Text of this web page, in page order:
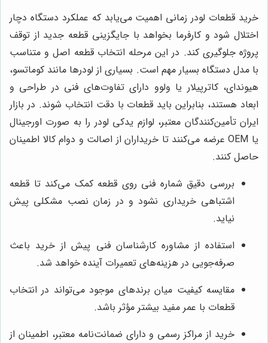
خرید قطعات لودر زمانی اهمیت می‌یابد که عملکرد دستگاه دچار
اختلال شود و کارفرما بخواهد با جایگزینی قطعه جدید از توقف
پروژه جلوگیری کند. در این مرحله انتخاب قطعه اصل و متناسب
با مدل دستگاه بسیار مهم است. بسیاری از لودرها مانند کوماتسو،
هیوندای، کاترپیلار یا ولوو دارای تفاوت‌های فنی در طراحی و
ابعاد هستند، بنابراین باید قطعات با دقت انتخاب شوند. در بازار
ایران تأمین‌کنندگان معتبر، لوازم یدکی لودر را به صورت اورجینال
یا OEM عرضه می‌کنند تا خریداران از اصالت و دوام کالا اطمینان
حاصل کنند.
بررسی دقیق شماره فنی روی قطعه کمک می‌کند تا قطعه
اشتباهی خریداری نشود و در زمان نصب مشکلی پیش
نیاید.
استفاده از مشاوره کارشناسان فنی پیش از خرید باعث
صرفه‌جویی در هزینه‌های تعمیرات آینده خواهد شد.
مقایسه کیفیت میان برندهای موجود می‌تواند در انتخاب
قطعات با عمر مفید بیشتر مؤثر باشد.
خرید از مراکز رسمی و دارای ضمانت‌نامه معتبر، اطمینان از